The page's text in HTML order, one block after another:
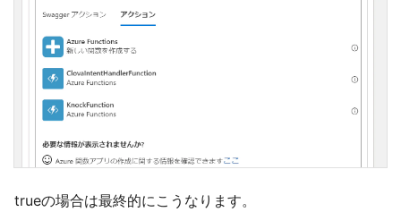
trueの場合は最終的にこうなります。